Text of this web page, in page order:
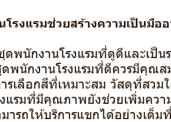
รงแรมช่วยสร้างความเป็นมือ
ดพนักงานโรงแรมที่ดูดีและเป็
พนักงานโรงแรมที่ดีควรมีคุณส
รเลือกสีที่เหมาะสม วัสดุที่สว
แรมที่มีคุณภาพยังช่วยเพิ่มควา
ารถให้บริการแขกได้อย่างเต็มที่